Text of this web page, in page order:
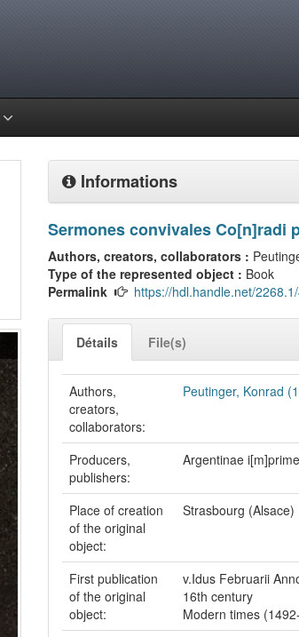
Informations
Sermones convivales Co[n]radi
Authors, creators, collaborators :
Type of the represented object : Book
Permalink
https://hdl.handle.net/
Détails File(s)
Authors,
creators,
collaborators:
Peutinger, Konrad
Producers,
publishers:
Argentinae
Place of creation
of the original
object:
Strasbourg (Alsace)
First publication
of the original
object:
v.Idus Februarii
16th century
Modern times